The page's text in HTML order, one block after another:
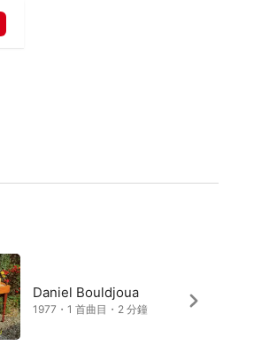
Daniel Bouldjoua
1977・1 首曲目・2 分鐘